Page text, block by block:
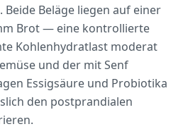
Beläge liegen auf einer
Brot — eine kontrollierte
Kohlenhydratlast moderat
und der mit Senf
Essigsäure und Probiotika
den postprandialen